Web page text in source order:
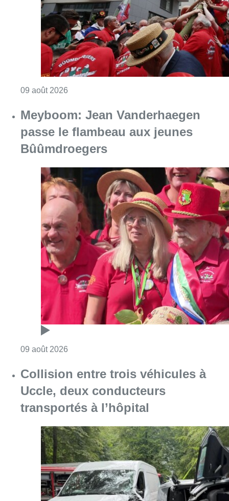
09 août 2026
Meyboom: Jean Vanderhaegen
passe le flambeau aux jeunes
Bûûmdroegers
09 août 2026
Collision entre trois véhicules à
Uccle, deux conducteurs
transportés à l’hôpital